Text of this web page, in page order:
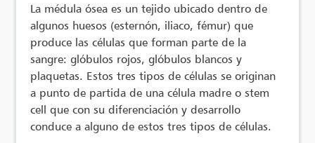
La médula ósea es un tejido ubicado dentro de
algunos huesos (esternón, iliaco, fémur) que
produce las células que forman parte de la
sangre: glóbulos rojos, glóbulos blancos y
plaquetas. Estos tres tipos de células se originan
a punto de partida de una célula madre o stem
cell que con su diferenciación y desarrollo
conduce a alguno de estos tres tipos de células.